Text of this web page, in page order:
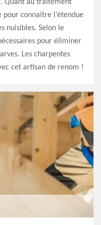
Quant au traitement
connaitre l’étendue
nuisibles. Selon le
pour éliminer
Les charpentes
cet artisan de renom !